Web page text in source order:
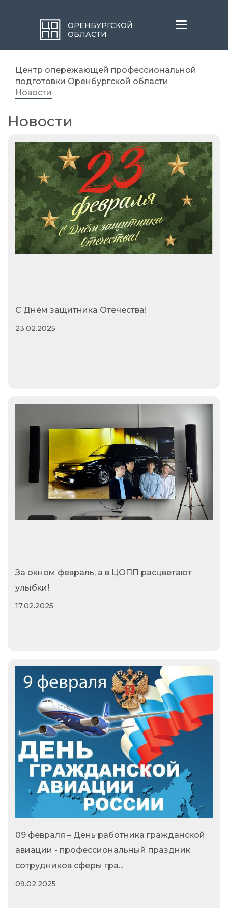
ОРЕНБУРГСКОЙ
ОБЛАСТИ
Меню
Центр опережающей профессиональной
подготовки Оренбургской области
Новости
Новости
С Днём защитника Отечества!
23.02.2025
За окном февраль, а в ЦОПП расцветают
улыбки!
17.02.2025
09 февраля – День работника гражданской
авиации - профессиональный праздник
сотрудников сферы гра...
09.02.2025